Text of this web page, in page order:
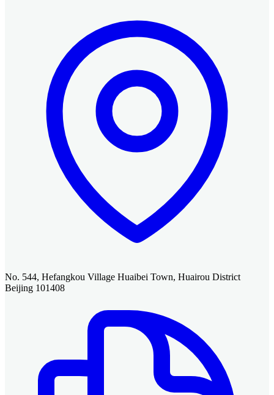
No. 544, Hefangkou Village Huaibei Town, Huairou District
Beijing 101408